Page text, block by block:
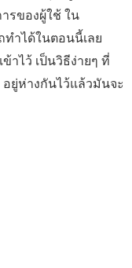
รของผู้ใช้ ใน
ำได้ในตอนนี้เลย
ข้าไว้ เป็นวิธีง่ายๆ ที่
ยู่ห่างกันไว้แล้วมันจะ